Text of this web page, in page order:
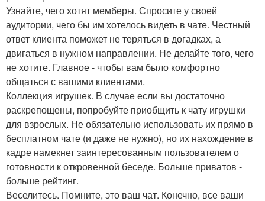
Узнайте, чего хотят мемберы. Спросите у своей
аудитории, чего бы им хотелось видеть в чате. Честный
ответ клиента поможет не теряться в догадках, а
двигаться в нужном направлении. Не делайте того, чего
не хотите. Главное - чтобы вам было комфортно
общаться с вашими клиентами.
Коллекция игрушек. В случае если вы достаточно
раскрепощены, попробуйте приобщить к чату игрушки
для взрослых. Не обязательно использовать их прямо в
бесплатном чате (и даже не нужно), но их нахождение в
кадре намекнет заинтересованным пользователем о
готовности к откровенной беседе. Больше приватов -
больше рейтинг.
Веселитесь. Помните, это ваш чат. Конечно, все ваши